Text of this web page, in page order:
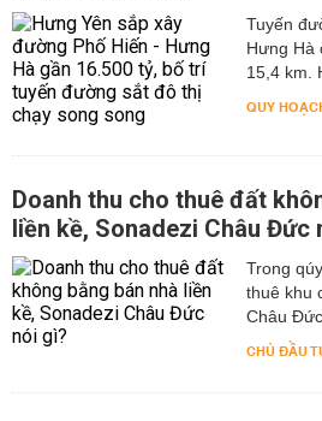
Tuyến
Hưng Hà
15,4 km.
QUY
Doanh thu cho thuê đất
liền kề, Sonadezi Châu Đức
Trong
thuê khu
Châu
CHỦ ĐẦU